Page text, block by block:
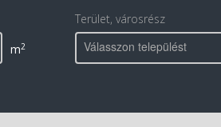
m2
Terület, városrész
Válasszon települést